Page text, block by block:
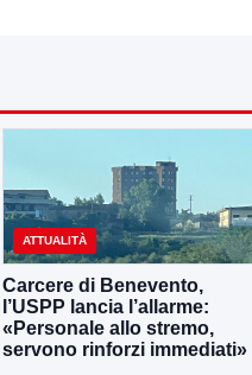
ATTUALITÀ
Carcere di Benevento,
l’USPP lancia l’allarme:
«Personale allo stremo,
servono rinforzi immediati»